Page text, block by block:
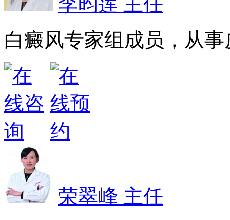
白癜风专家组成员，从
荣翠峰 主任